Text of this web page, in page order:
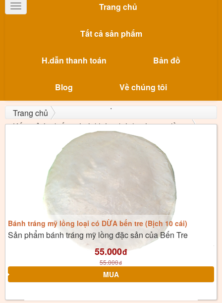
Toggle
navigation
Trang chủ
Tất cả sản phẩm
H.dẫn thanh toán Bản đồ
Blog Về chúng tôi
Trang chủ
Kết quả tìm kiếm với từ khóa: "bánh tráng mỹ lồng"
Bánh tráng mỹ lồng loại có DỪA bến tre (Bịch 10 cái)
Sản phẩm bánh tráng mỹ lồng đặc sản của Bến Tre
55.000đ
55.000đ